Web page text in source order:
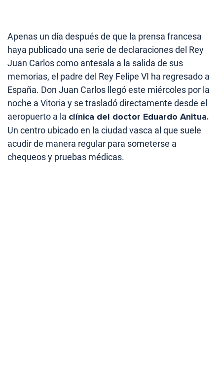
Apenas un día después de que la prensa francesa
haya publicado una serie de declaraciones del Rey
Juan Carlos como antesala a la salida de sus
memorias, el padre del Rey Felipe VI ha regresado a
España. Don Juan Carlos llegó este miércoles por la
noche a Vitoria y se trasladó directamente desde el
aeropuerto a la clínica del doctor Eduardo Anitua.
Un centro ubicado en la ciudad vasca al que suele
acudir de manera regular para someterse a
chequeos y pruebas médicas.